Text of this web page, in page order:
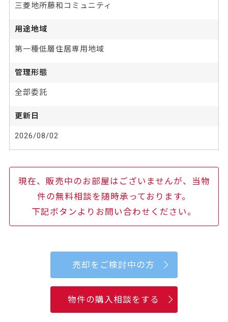
三菱地所藤和コミュニティ
用途地域
第一種低層住居専用地域
管理形態
全部委託
更新日
2026/08/02
現在、販売中のお部屋はございませんが、当物
件の無料相談を随時承っております。
下記ボタンよりお問い合わせください。
売却をご検討中の方
物件の購入相談をする